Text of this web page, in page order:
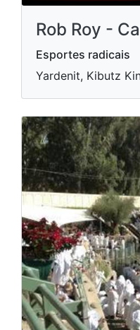
Rob Roy -
Esportes radicais
Yardenit, Kibutz